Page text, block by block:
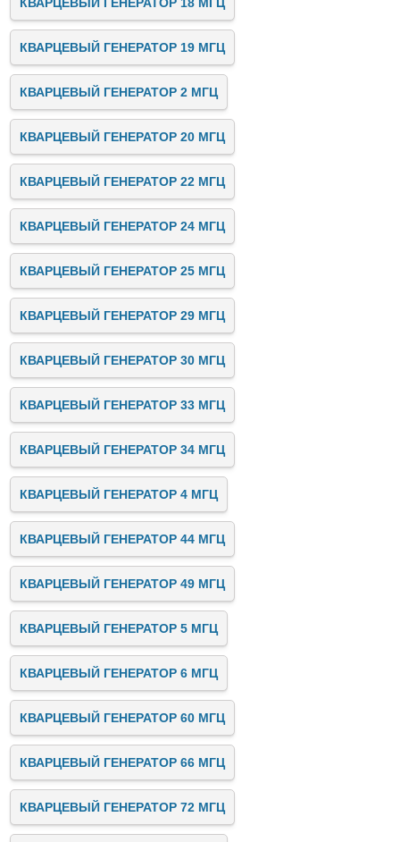
КВАРЦЕВЫЙ ГЕНЕРАТОР 19 МГЦ
КВАРЦЕВЫЙ ГЕНЕРАТОР 2 МГЦ
КВАРЦЕВЫЙ ГЕНЕРАТОР 20 МГЦ
КВАРЦЕВЫЙ ГЕНЕРАТОР 22 МГЦ
КВАРЦЕВЫЙ ГЕНЕРАТОР 24 МГЦ
КВАРЦЕВЫЙ ГЕНЕРАТОР 25 МГЦ
КВАРЦЕВЫЙ ГЕНЕРАТОР 29 МГЦ
КВАРЦЕВЫЙ ГЕНЕРАТОР 30 МГЦ
КВАРЦЕВЫЙ ГЕНЕРАТОР 33 МГЦ
КВАРЦЕВЫЙ ГЕНЕРАТОР 34 МГЦ
КВАРЦЕВЫЙ ГЕНЕРАТОР 4 МГЦ
КВАРЦЕВЫЙ ГЕНЕРАТОР 44 МГЦ
КВАРЦЕВЫЙ ГЕНЕРАТОР 49 МГЦ
КВАРЦЕВЫЙ ГЕНЕРАТОР 5 МГЦ
КВАРЦЕВЫЙ ГЕНЕРАТОР 6 МГЦ
КВАРЦЕВЫЙ ГЕНЕРАТОР 60 МГЦ
КВАРЦЕВЫЙ ГЕНЕРАТОР 66 МГЦ
КВАРЦЕВЫЙ ГЕНЕРАТОР 72 МГЦ